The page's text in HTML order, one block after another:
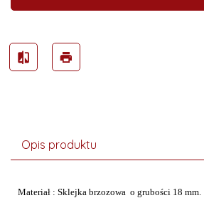
Opis produktu
Materiał : Sklejka brzozowa o grubości 18 mm.